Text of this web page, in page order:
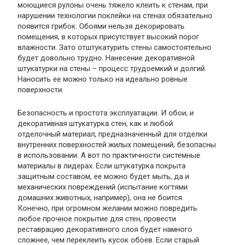
моющиеся рулоны очень тяжело клеить к стенам, при
нарушении технологии поклейки на стенах обязательно
появится грибок. Обоями нельзя декорировать
помещения, в которых присутствует высокий порог
влажности. Зато отштукатурить стены самостоятельно
будет довольно трудно. Нанесение декоративной
штукатурки на стены – процесс трудоемкий и долгий.
Наносить ее можно только на идеально ровные
поверхности.
Безопасность и простота эксплуатации. И обои, и
декоративная штукатурка стен, как и любой
отделочный материал, предназначенный для отделки
внутренних поверхностей жилых помещений, безопасны
в использовании. А вот по практичности системные
материалы в лидерах. Если штукатурка покрыта
защитным составом, ее можно будет мыть, да и
механических повреждений (испытание когтями
домашних животных, например), она не боится.
Конечно, при огромном желании можно повредить
любое прочное покрытие для стен, провести
реставрацию декоративного слоя будет намного
сложнее, чем переклеить кусок обоев. Если старый